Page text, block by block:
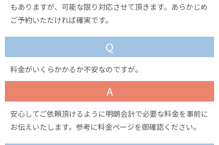
もありますが、可能な限り対応させて頂きます。あらかじめ
ご予約いただければ確実です。
Q
料金がいくらかかるか不安なのですが。
A
安心してご依頼頂けるように明朗会計で必要な料金を事前に
お伝えいたします。参考に料金ページを御確認ください。